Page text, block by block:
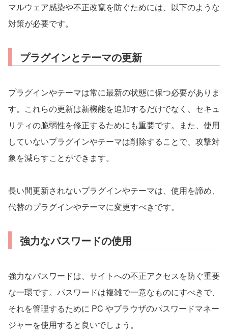
マルウェア感染や不正改竄を防ぐためには、以下のような
対策が必要です。
プラグインとテーマの更新
プラグインやテーマは常に最新の状態に保つ必要がありま
す。これらの更新は新機能を追加するだけでなく、セキュ
リティの脆弱性を修正するためにも重要です。また、使用
していないプラグインやテーマは削除することで、攻撃対
象を減らすことができます。
長い間更新されないプラグインやテーマは、使用を諦め、
代替のプラグインやテーマに変更すべきです。
強力なパスワードの使用
強力なパスワードは、サイトへの不正アクセスを防ぐ重要
な一環です。パスワードは複雑で一意なものにすべきで、
それを管理するために PC やブラウザのパスワードマネー
ジャーを使用すると良いでしょう。